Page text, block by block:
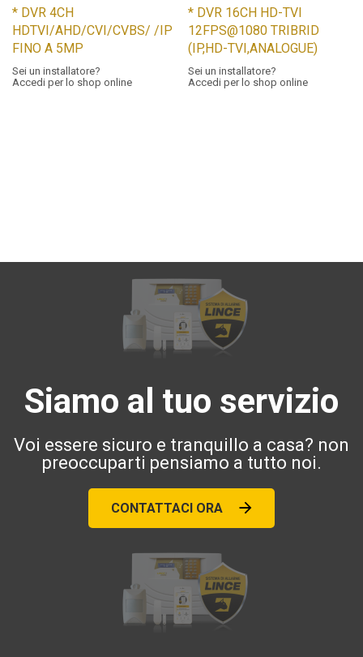
* DVR 4CH
HDTVI/AHD/CVI/CVBS/ /IP
FINO A 5MP
Sei un installatore?
Accedi per lo shop online
* DVR 16CH HD-TVI
12FPS@1080 TRIBRID
(IP,HD-TVI,ANALOGUE)
Sei un installatore?
Accedi per lo shop online
Siamo al tuo servizio
Voi essere sicuro e tranquillo a casa? non
preoccuparti pensiamo a tutto noi.
CONTATTACI ORA